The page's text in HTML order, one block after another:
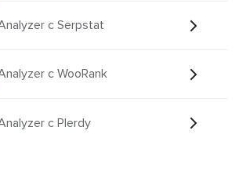
с Serpstat
с WooRank
с Plerdy